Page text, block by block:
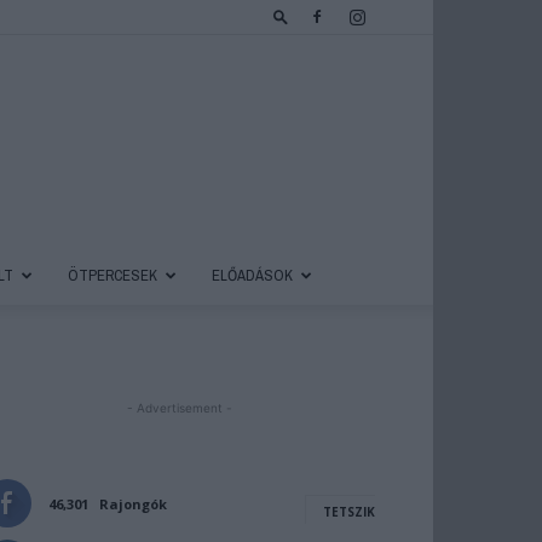
ÖTPERCESEK ELŐADÁSOK
- Advertisement -
46,301 Rajongók TETSZIK